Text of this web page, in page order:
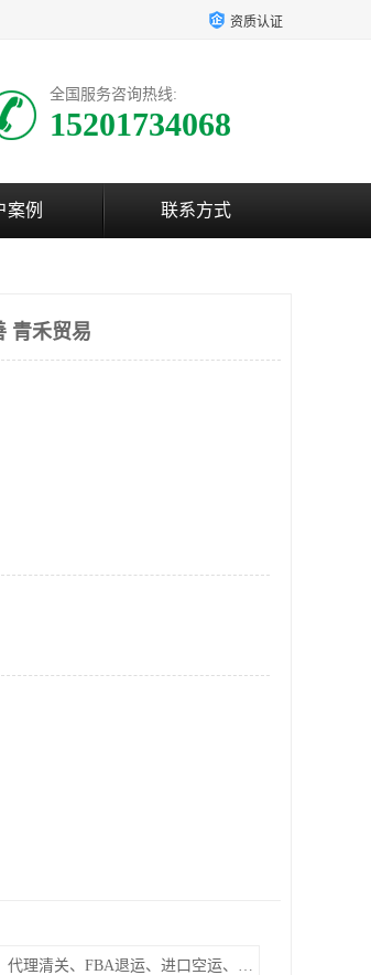
资质认证
全国服务咨询热线:
15201734068
案例 联系方式
青禾贸易
国际快递、代理清关、FBA退运、进口空运、进口海运